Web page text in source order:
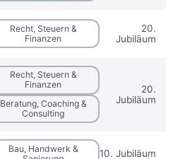
Recht, Steuern &
Finanzen
20.
Jubiläum
Recht, Steuern &
Finanzen
Beratung, Coaching &
Consulting
20.
Jubiläum
Bau, Handwerk &
10. Jubiläum